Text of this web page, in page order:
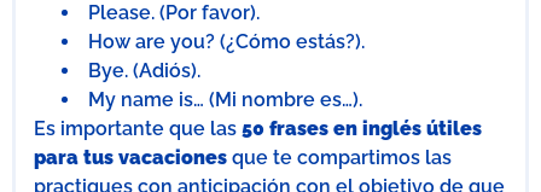
Please. (Por favor).
How are you? (¿Cómo estás?).
Bye. (Adiós).
My name is… (Mi nombre es…).
Es importante que las 50 frases en inglés útiles
para tus vacaciones que te compartimos las
practiques con anticipación con el objetivo de que